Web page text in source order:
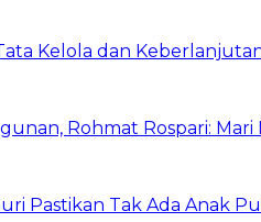
Kelola dan
Rohmat Rospari: Mari
Pastikan Tak Ada Anak